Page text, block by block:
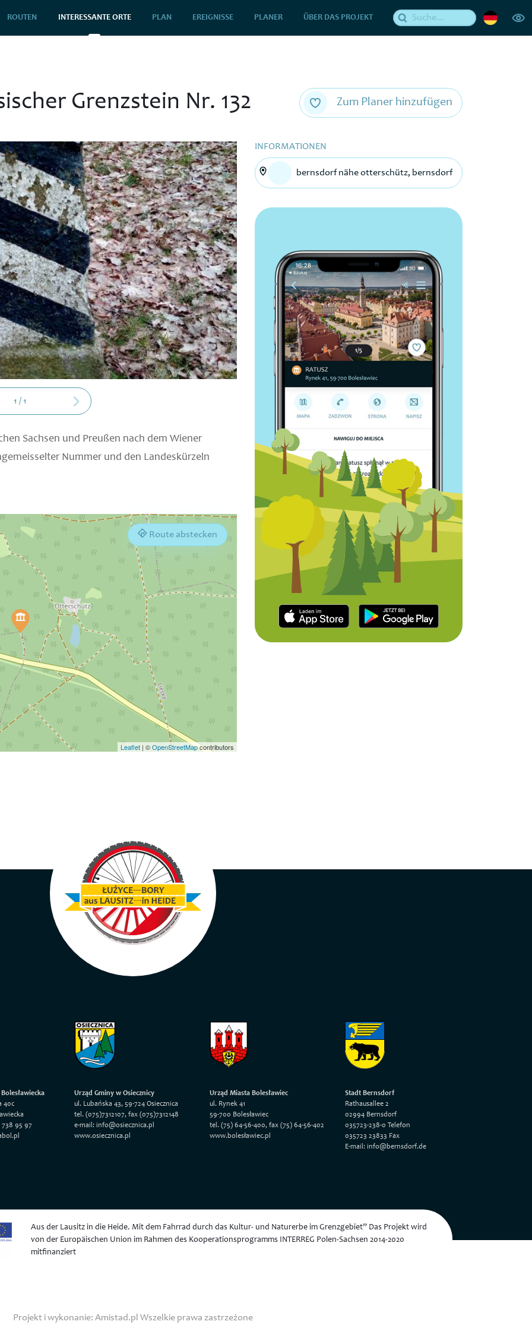
ROUTEN INTERESSANTE ORTE PLAN EREIGNISSE PLANER ÜBER DAS PROJEKT
Grenzstein Nr. 132 Zum Planer hinzufügen
1 /1
Sachsen und Preußen nach dem Wiener
Nummer und den Landeskürzeln
Route abstecken
Leaflet | ©OpenStreetMapcontributors
INFORMATIONEN
bernsdorf nähe otterschütz, bernsdorf
40c
738 95 97
Urząd Gminy w Osiecznicy
ul. Lubańska 43, 59-724 Osiecznica
tel. (075)7312107, fax (075)7312148
e-mail: info@osiecznica.pl
www.osiecznica.pl
Urząd Miasta Bolesławiec
ul. Rynek 41
59-700 Bolesławiec
tel. (75) 64-56-400, fax (75) 64-56-402
www.bolesławiec.pl
Stadt Bernsdorf
Rathausallee 2
02994 Bernsdorf
035723-238-0 Telefon
035723 23833 Fax
E-mail: info@bernsdorf.de
Aus der Lausitz in die Heide. Mit dem Fahrrad durch das Kultur- und Naturerbe im Grenzgebiet” Das Projekt wird
von der Europäischen Union im Rahmen des Kooperationsprogramms INTERREG Polen-Sachsen 2014-2020
mitfinanziert
Projekt i wykonanie: Amistad.pl Wszelkie prawa zastrzeżone